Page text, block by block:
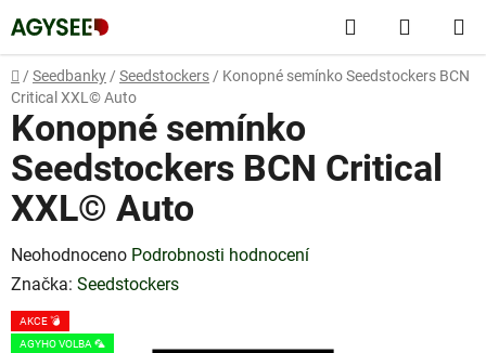
na
obsah
Hledat
KOŠÍK
Domů
/ Seedbanky / Seedstockers / Konopné semínko Seedstockers BCN
Critical XXL© Auto
Konopné semínko
Seedstockers BCN Critical
XXL© Auto
Průměrné
hodnocení
produktu
je
Neohodnoceno Podrobnosti hodnocení
Značka: Seedstockers
AKCE 💣
AGYHO VOLBA 🦜